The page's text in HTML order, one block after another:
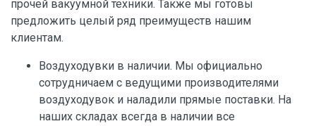
прочей вакуумной техники. Также мы готовы
предложить целый ряд преимуществ нашим
клиентам.
Воздуходувки в наличии. Мы официально
сотрудничаем с ведущими производителями
воздуходувок и наладили прямые поставки. На
наших складах всегда в наличии все